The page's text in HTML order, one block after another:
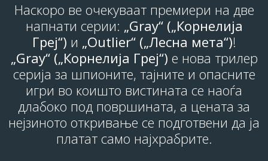
Наскоро ве очекуваат премиери на две
напнати серии: „Gray“ („Корнелија
Греј“) и „Outlier“ („Лесна мета“)!
„Gray“ („Корнелија Греј“) е нова трилер
серија за шпионите, тајните и опасните
игри во коишто вистината се наоѓа
длабоко под површината, а цената за
нејзиното откривање се подготвени да ја
платат само најхрабрите.